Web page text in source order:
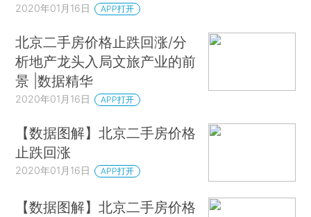
2020年01月16日 APP打开
北京二手房价格止跌回涨/分
析地产龙头入局文旅产业的前
景 |数据精华
2020年01月16日 APP打开
【数据图解】北京二手房价格
止跌回涨
2020年01月16日 APP打开
【数据图解】北京二手房价格